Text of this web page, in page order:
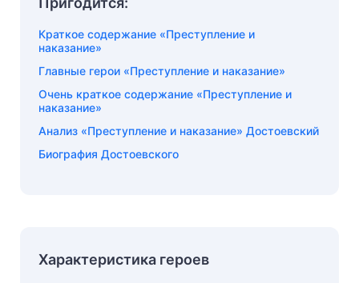
Краткое содержание «Преступление и
наказание»
Главные герои «Преступление и наказание»
Очень краткое содержание «Преступление и
наказание»
Анализ «Преступление и наказание» Достоевский
Биография Достоевского
Характеристика героев